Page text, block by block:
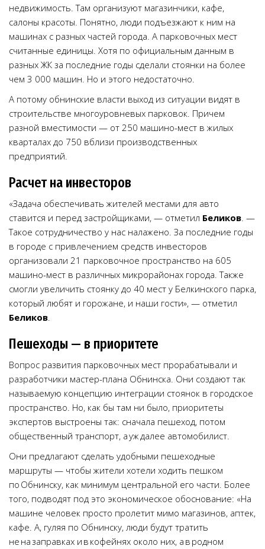
недвижимость. Там организуют магазинчики, кафе,
салоны красоты. Понятно, люди подъезжают к ним на
машинах с разных частей города. А парковочных мест
считанные единицы. Хотя по официальным данным в
разных ЖК за последние годы сделали стоянки на более
чем 3 000 машин. Но и этого недостаточно.
А потому обнинские власти выход из ситуации видят в
строительстве многоуровневых парковок. Причем
разной вместимости — от 250 машино-мест в жилых
кварталах до 750 вблизи производственных
предприятий.
Расчет на инвесторов
«Задача обеспечивать жителей местами для авто
ставится и перед застройщиками, — отметил Беликов. —
Такое сотрудничество у нас налажено. За последние годы
в городе с привлечением средств инвесторов
организовали 21 парковочное пространство на 605
машино-мест в различных микрорайонах города. Также
смогли увеличить стоянку до 40 мест у Белкинского парка,
который любят и горожане, и наши гости», — отметил
Беликов.
Пешеходы — в приоритете
Вопрос развития парковочных мест прорабатывали и
разработчики мастер-плана Обнинска. Они создают так
называемую концепцию интеграции стоянок в городское
пространство. Но, как бы там ни было, приоритеты
экспертов выстроены так: сначала пешеход, потом
общественный транспорт, а уж далее автомобилист.
Они предлагают сделать удобными пешеходные
маршруты — чтобы жители хотели ходить пешком
по Обнинску, как минимум центральной его части. Более
того, подводят под это экономическое обоснование: «На
машине человек просто пролетит мимо магазинов, аптек,
кафе. А, гуляя по Обнинску, люди будут тратить
не на заправках и в кофейнях около них, а в родном